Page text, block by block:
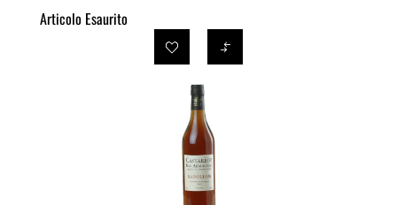
Articolo Esaurito